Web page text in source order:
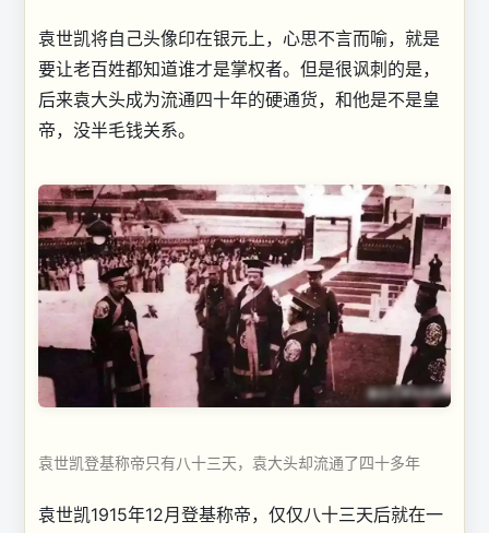
袁世凯将自己头像印在银元上，心思不言而喻，就是
要让老百姓都知道谁才是掌权者。但是很讽刺的是，
后来袁大头成为流通四十年的硬通货，和他是不是皇
帝，没半毛钱关系。
袁世凯登基称帝只有八十三天，袁大头却流通了四十多年
袁世凯1915年12月登基称帝，仅仅八十三天后就在一